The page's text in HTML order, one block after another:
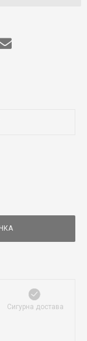
Сигурна достава